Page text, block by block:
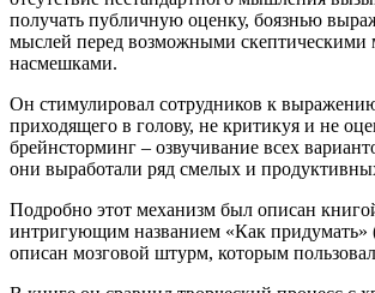
получать публичную оценку, боязнью
мыслей перед возможными
насмешками.
Он стимулировал сотрудников к
приходящего в голову, не критикуя и не
брейнсторминг – озвучивание всех
они выработали ряд смелых и
Подробно этот механизм был описан
интригующим названием «Как придумать»
описан мозговой штурм, которым